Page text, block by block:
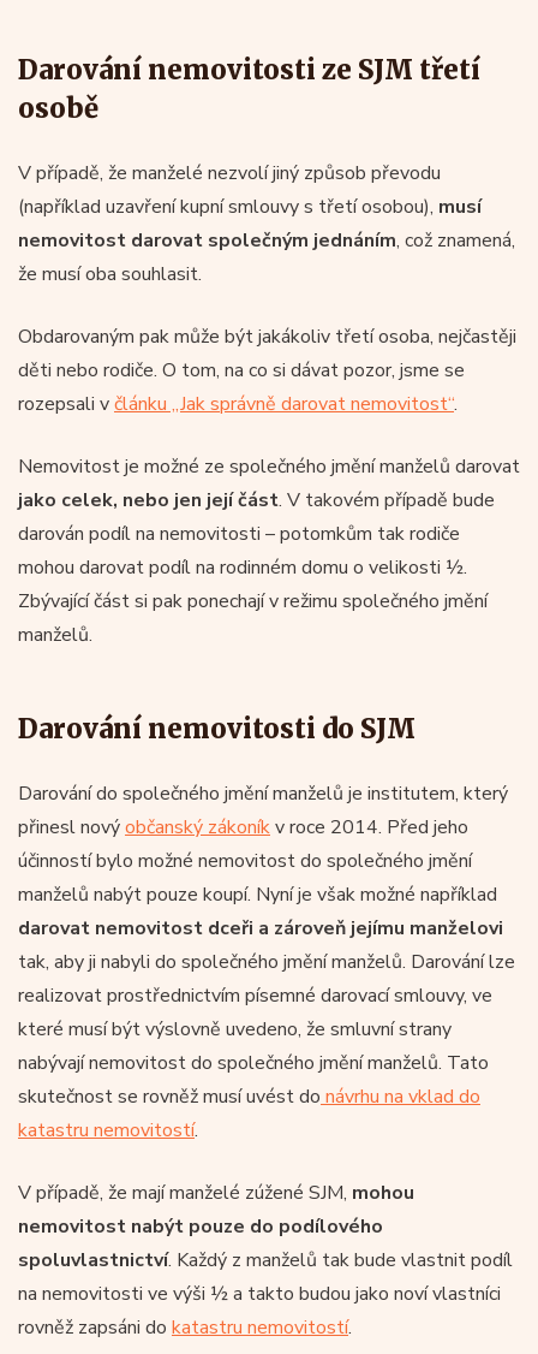
Darování nemovitosti ze SJM třetí
osobě
V případě, že manželé nezvolí jiný způsob převodu
(například uzavření kupní smlouvy s třetí osobou), musí
nemovitost darovat společným jednáním, což znamená,
že musí oba souhlasit.
Obdarovaným pak může být jakákoliv třetí osoba, nejčastěji
děti nebo rodiče. O tom, na co si dávat pozor, jsme se
rozepsali včlánku „Jak správně darovat nemovitost“.
Nemovitost je možné ze společného jmění manželů darovat
jako celek, nebo jen její část. V takovém případě bude
darován podíl na nemovitosti – potomkům tak rodiče
mohou darovat podíl na rodinném domu o velikosti ½.
Zbývající část si pak ponechají v režimu společného jmění
manželů.
Darování nemovitosti do SJM
Darování do společného jmění manželů je institutem, který
přinesl novýobčanský zákoníkv roce 2014. Před jeho
účinností bylo možné nemovitost do společného jmění
manželů nabýt pouze koupí. Nyní je však možné například
darovat nemovitost dceři a zároveň jejímu manželovi
tak, aby ji nabyli do společného jmění manželů. Darování lze
realizovat prostřednictvím písemné darovací smlouvy, ve
které musí být výslovně uvedeno, že smluvní strany
nabývají nemovitost do společného jmění manželů. Tato
skutečnost se rovněž musí uvést do návrhu na vklad do
katastru nemovitostí.
V případě, že mají manželé zúžené SJM, mohou
nemovitost nabýt pouze do podílového
spoluvlastnictví. Každý z manželů tak bude vlastnit podíl
na nemovitosti ve výši ½ a takto budou jako noví vlastníci
rovněž zapsáni do katastru nemovitostí.